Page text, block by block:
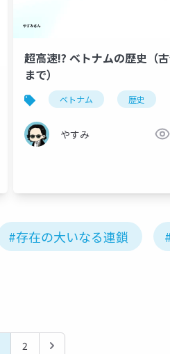
インスリン・ショック療法 インシ
超高速!? ベトナムの歴史（
まで）
ベトナム 歴史
やすみ
#存在の大いなる連鎖
2